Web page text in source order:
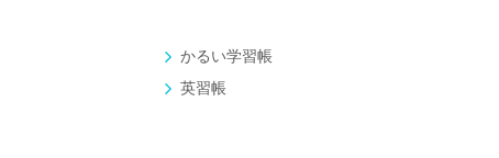
サステナブルな紙器製品「asue（あすえ）」
かるい学習帳
英習帳